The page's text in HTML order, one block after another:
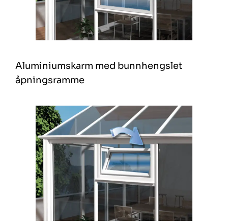
Aluminiumskarm med bunnhengslet
åpningsramme